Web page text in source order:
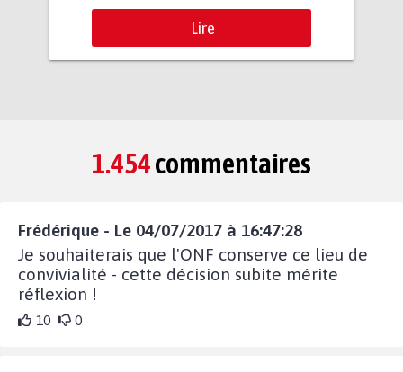
Lire
1.454commentaires
Frédérique - Le 04/07/2017 à 16:47:28
Je souhaiterais que l'ONF conserve ce lieu de
convivialité - cette décision subite mérite
réflexion !
10 0